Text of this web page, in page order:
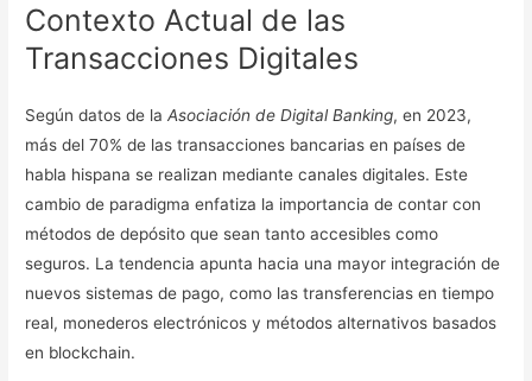
Contexto Actual de las
Transacciones Digitales
Según datos de laAsociación de Digital Banking, en 2023,
más del 70% de las transacciones bancarias en países de
habla hispana se realizan mediante canales digitales. Este
cambio de paradigma enfatiza la importancia de contar con
métodos de depósito que sean tanto accesibles como
seguros. La tendencia apunta hacia una mayor integración de
nuevos sistemas de pago, como las transferencias en tiempo
real, monederos electrónicos y métodos alternativos basados
en blockchain.